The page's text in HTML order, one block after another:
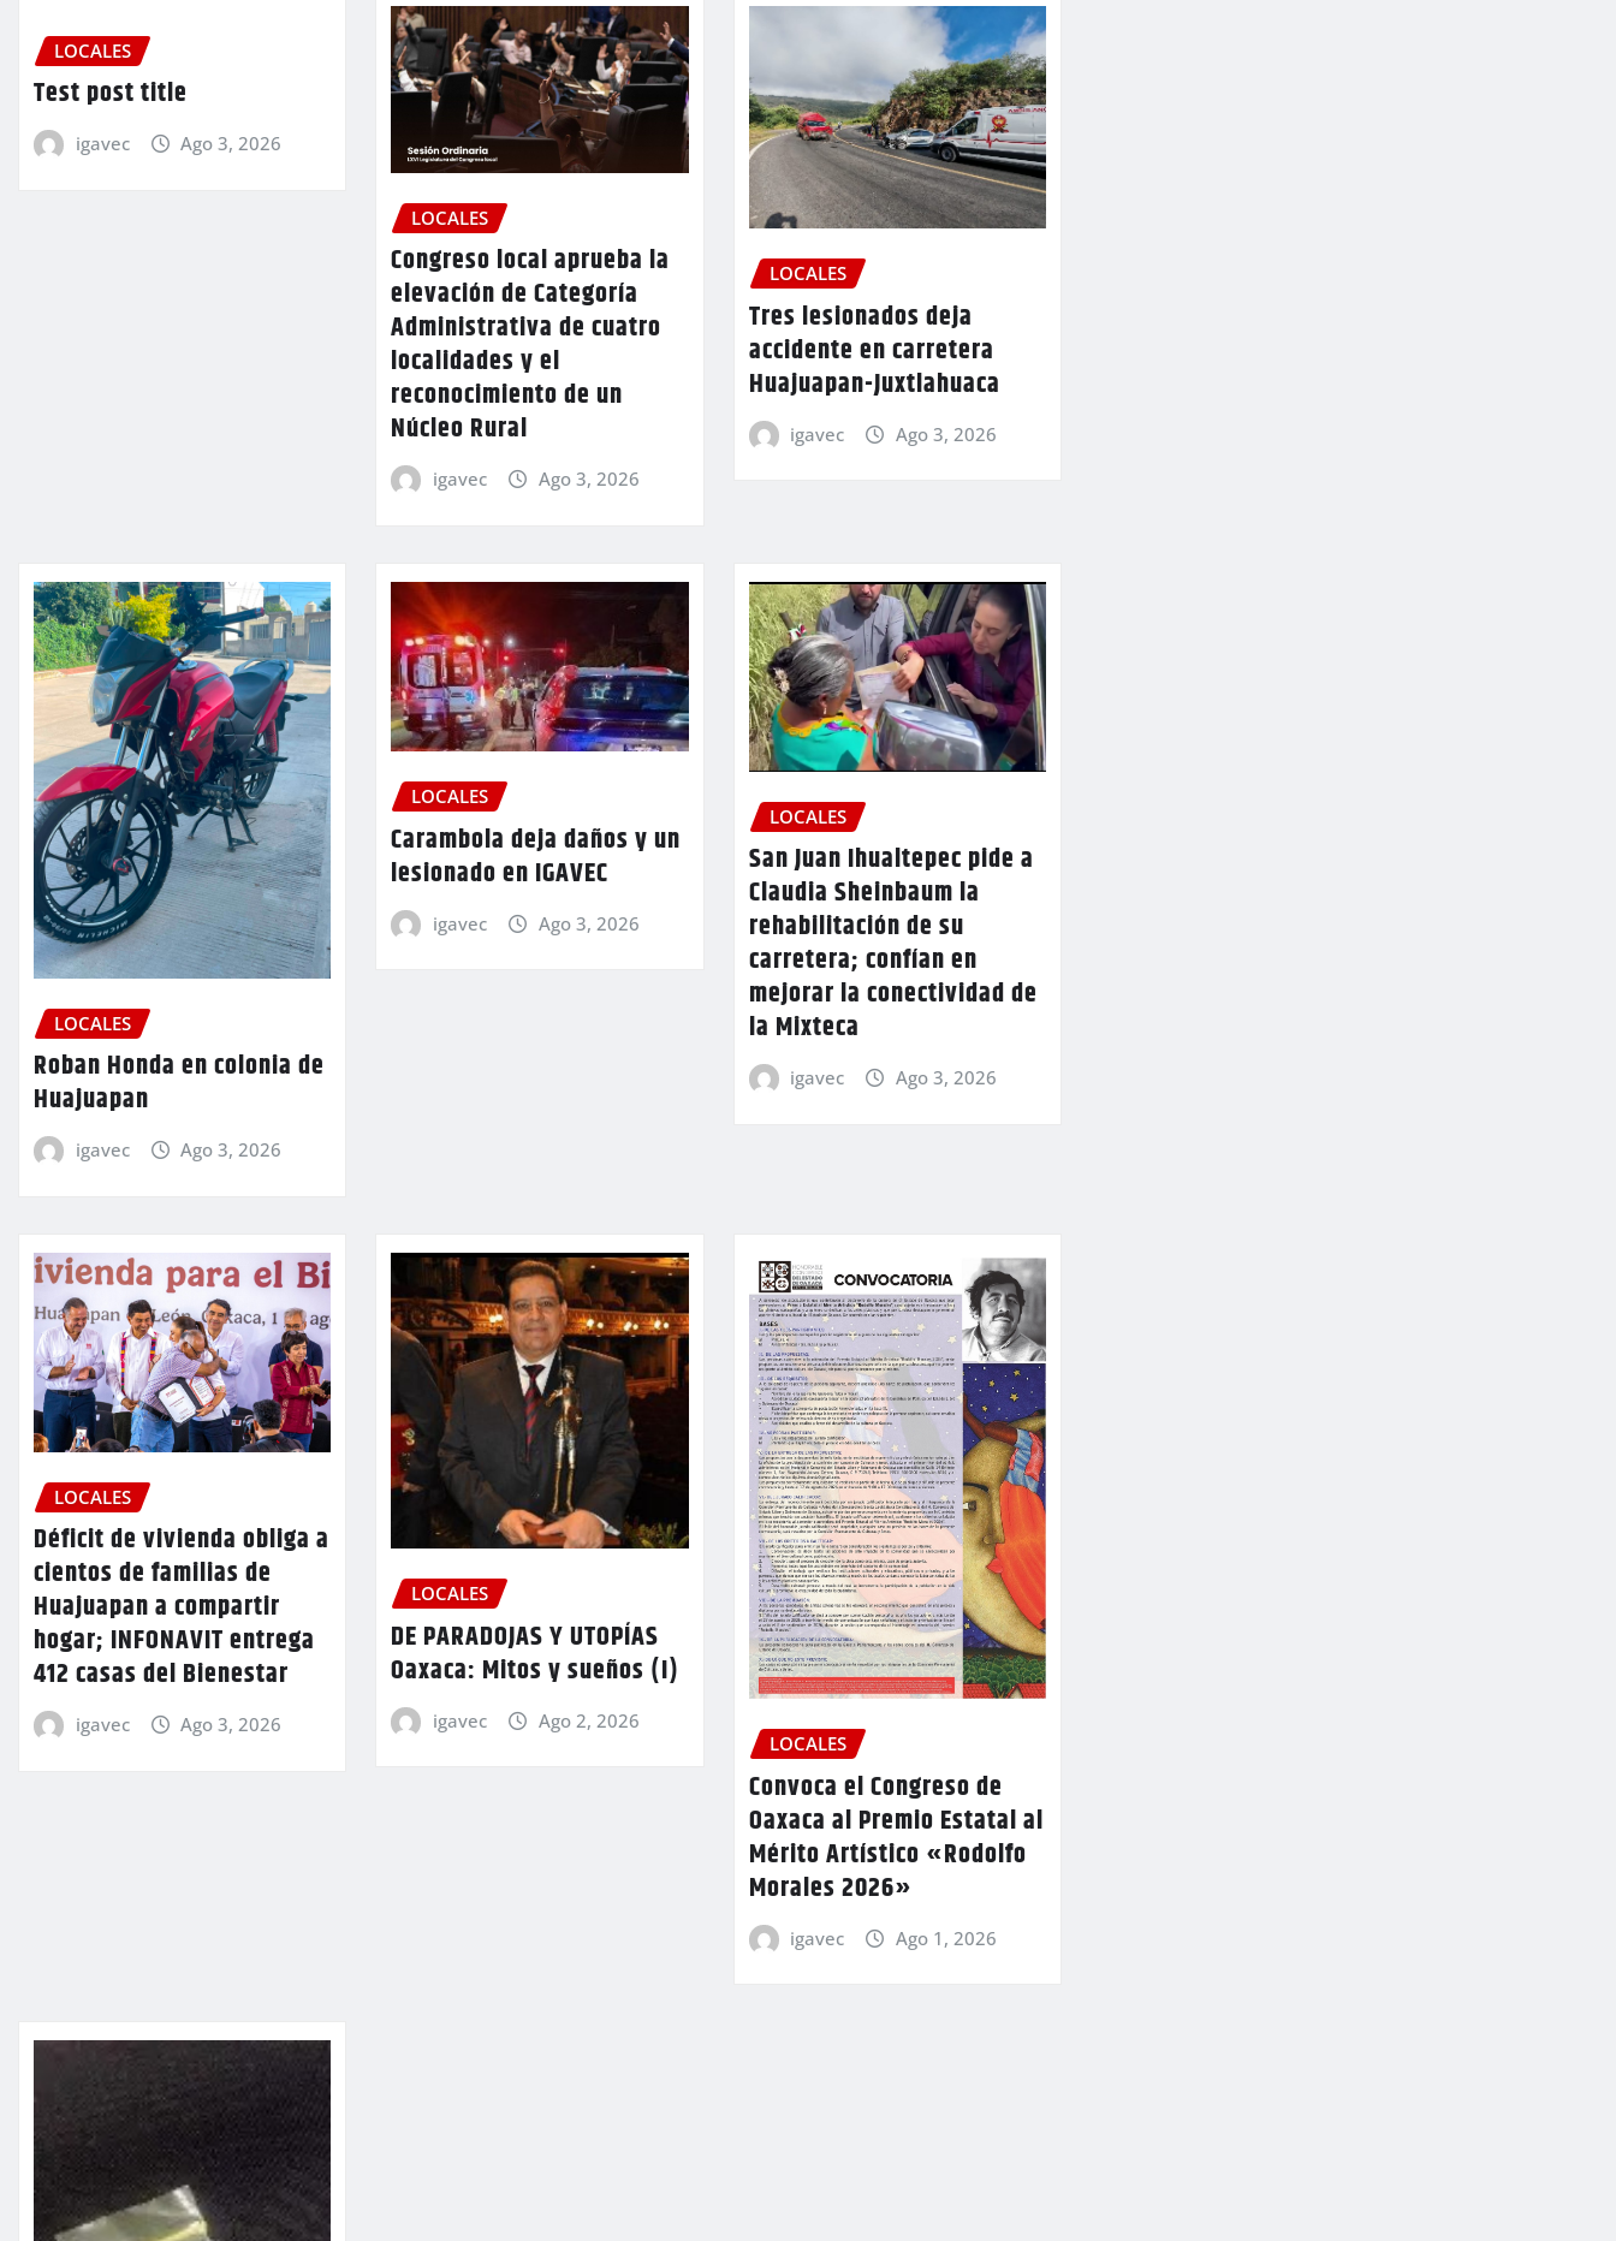
LOCALES
Test post title
igavec Ago 3, 2026
LOCALES
Congreso local aprueba la
elevación de Categoría
Administrativa de cuatro
localidades y el
reconocimiento de un
Núcleo Rural
igavec Ago 3, 2026
LOCALES
Tres lesionados deja
accidente en carretera
Huajuapan-Juxtlahuaca
igavec Ago 3, 2026
LOCALES
Roban Honda en colonia de
Huajuapan
igavec Ago 3, 2026
LOCALES
Carambola deja daños y un
lesionado en IGAVEC
igavec Ago 3, 2026
LOCALES
San Juan Ihualtepec pide a
Claudia Sheinbaum la
rehabilitación de su
carretera; confían en
mejorar la conectividad de
la Mixteca
igavec Ago 3, 2026
LOCALES
Déficit de vivienda obliga a
cientos de familias de
Huajuapan a compartir
hogar; INFONAVIT entrega
412 casas del Bienestar
igavec Ago 3, 2026
LOCALES
DE PARADOJAS Y UTOPÍAS
Oaxaca: Mitos y sueños (I)
igavec
Ago 2, 2026
LOCALES
Convoca el Congreso de
Oaxaca al Premio Estatal al
Mérito Artístico «Rodolfo
Morales 2026»
igavec Ago 1, 2026